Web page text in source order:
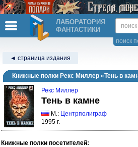
ЛАБОРАТОРИЯ
ФАНТАСТИКИ
поиск
◄ страница издания
Книжные полки Рекс Миллер «Тень в
Рекс Миллер
Тень в камне
М.: Центрполиграф
1995 г.
Книжные полки посетителей: